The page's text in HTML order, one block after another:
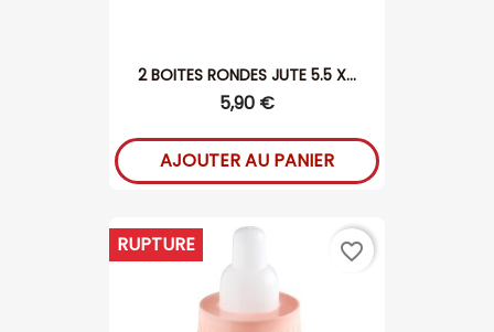
2 BOITES RONDES JUTE 5.5 X...
5,90 €
AJOUTER AU PANIER
RUPTURE favorite_border